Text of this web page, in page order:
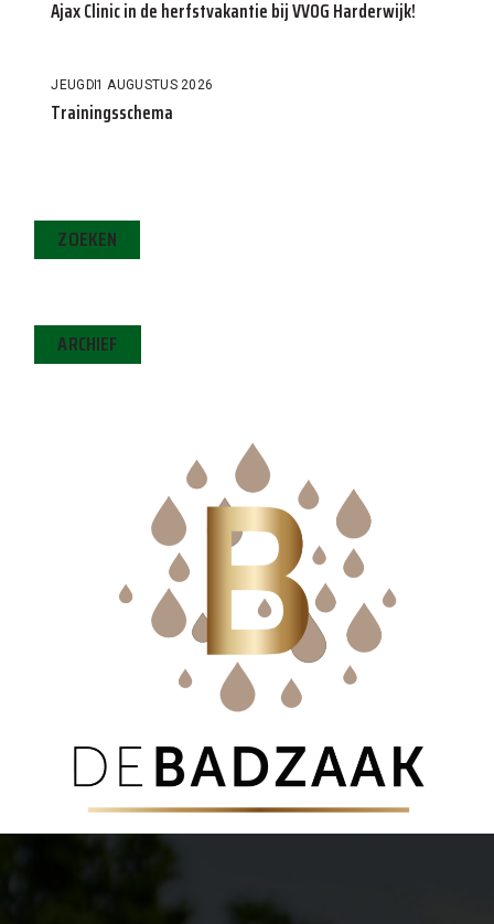
Ajax Clinic in de herfstvakantie bij VVOG Harderwijk!
JEUGD 1 AUGUSTUS 2026
Trainingsschema
ZOEKEN
ARCHIEF